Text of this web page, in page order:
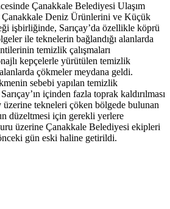
Çanakkale Belediyesi Ulaşım
Deniz Ürünlerini ve Küçük
işbirliğinde, Sarıçay’da özellikle köprü
ile teknelerin bağlandığı alanlarda
temizlik çalışmaları
kepçelerle yürütülen temizlik
alanlarda çökmeler meydana geldi.
sebebi yapılan temizlik
içinden fazla toprak kaldırılması
tekneleri çöken bölgede bulunan
düzeltmesi için gerekli yerlere
üzerine Çanakkale Belediyesi ekipleri
gün eski haline getirildi.